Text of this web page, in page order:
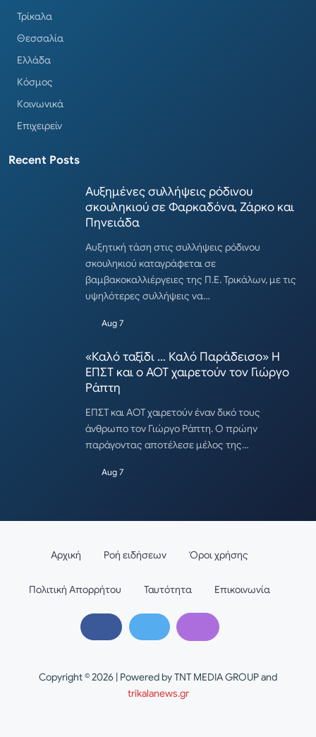
Τρίκαλα
Θεσσαλία
Ελλάδα
Κόσμος
Κοινωνικά
Επιχειρείν
Recent Posts
Αυξημένες συλλήψεις ρόδινου
σκουληκιού σε Φαρκαδόνα, Ζάρκο και
Πηνειάδα
Αυξητική τάση στις συλλήψεις ρόδινου
σκουληκιού καταγράφεται σε
βαμβακοκαλλιέργειες της Π.Ε. Τρικάλων, με τις
υψηλότερες συλλήψεις να…
Aug 7
«Καλό ταξίδι … Καλό Παράδεισο» Η
ΕΠΣΤ και ο ΑΟΤ χαιρετούν τον Γιώργο
Ράπτη
ΕΠΣΤ και ΑΟΤ χαιρετούν έναν δικό τους
άνθρωπο τον Γιώργο Ράπτη. Ο πρώην
παράγοντας αποτέλεσε μέλος της…
Aug 7
Copyright © 2026 | Powered by TNT MEDIA GROUP and
trikalanews.gr
Αρχική Ροή ειδήσεων Όροι χρήσης
Πολιτική Απορρήτου Ταυτότητα Επικοινωνία